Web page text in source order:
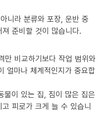
니라 분류와 포장, 운반 중
준비할 것이 많습니다.
만 비교하기보다 작업 범위와
얼마나 체계적인지가 중요합
물이 있는 집, 짐이 많은 집은
피로가 크게 늘 수 있습니